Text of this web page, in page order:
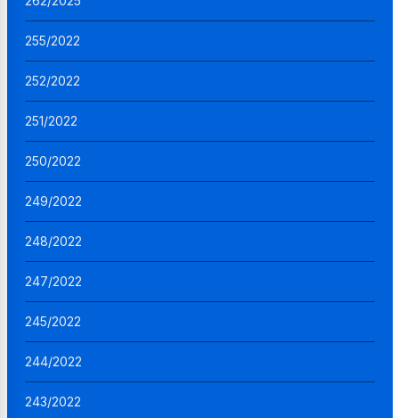
255/2022
252/2022
251/2022
250/2022
249/2022
248/2022
247/2022
245/2022
244/2022
243/2022